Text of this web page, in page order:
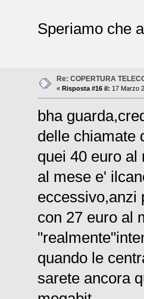
Speriamo che
Re: COPERTURA
« Risposta #16 il: 17 Marzo
bha
delle chiamate
quei 40 euro al
al mese e'
eccessivo,anzi
con 27 euro al
quando le
sarete ancora